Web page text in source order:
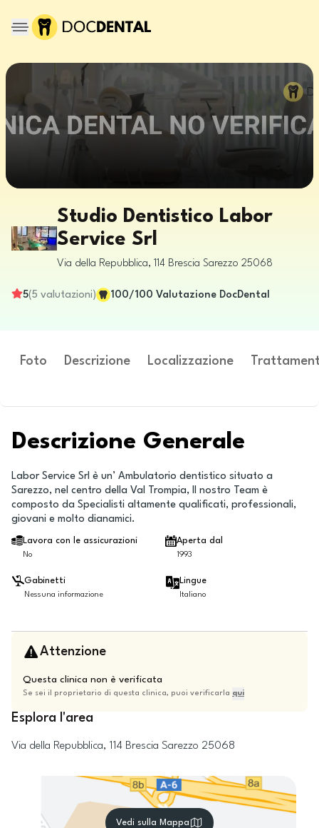
Studio Dentistico Labor
Service Srl
Via della Repubblica, 114 Brescia Sarezzo 25068
5(5 valutazioni) 100/100 Valutazione DocDental
Foto Descrizione Localizzazione
Descrizione Generale
Labor Service Srl è un’ Ambulatorio dentistico situato a
Sarezzo, nel centro della Val Trompia, Il nostro Team è
composto da Specialisti altamente qualificati, professionali,
giovani e molto dianamici.
Lavora con le assicurazioni
No
Aperta dal
1993
Gabinetti
Nessuna informazione
Lingue
Italiano
Attenzione
Questa clinica non è verificata
Se sei il proprietario di questa clinica, puoi verificarla qui
Esplora l'area
Via della Repubblica, 114 Brescia Sarezzo 25068
Vedi sulla Mappa